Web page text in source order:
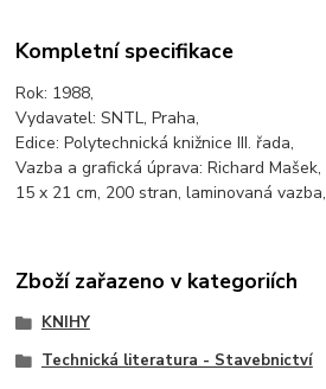
Kompletní specifikace
Rok: 1988,
Vydavatel: SNTL, Praha,
Edice: Polytechnická knižnice III. řada,
Vazba a grafická úprava: Richard Mašek,
15 x 21 cm, 200 stran, laminovaná vazba,
Zboží zařazeno v kategoriích
KNIHY
Technická literatura - Stavebnictví